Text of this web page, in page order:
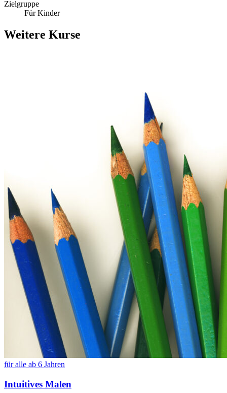
Zielgruppe
Für Kinder
Weitere Kurse
für alle ab 6 Jahren
Intuitives Malen